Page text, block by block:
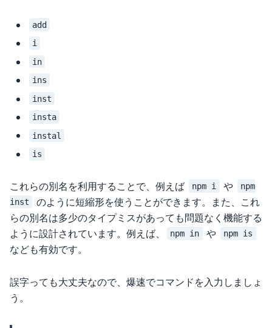
add
i
in
ins
inst
insta
instal
is
これらの別名を利用することで、例えば npm i や
npm
inst
のように短縮形を使うことができます。また、これ
らの別名は多少のタイプミスがあっても問題なく機能する
ように設計されています。例えば、
npm in や npm is
なども有効です。
誤字っても大丈夫なので、爆速でコマンドを入力しましょ
う。